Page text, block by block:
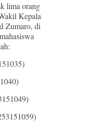
lima orang
Kepala
Zumaro, di